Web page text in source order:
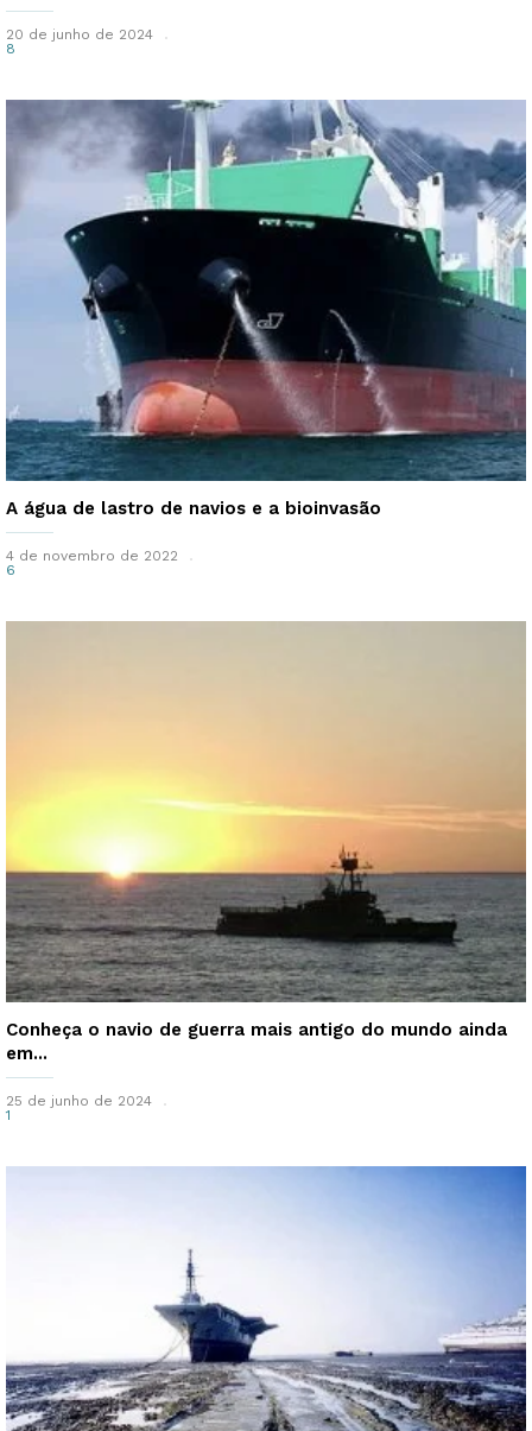
20 de junho de 2024
8
A água de lastro de navios e a bioinvasão
4 de novembro de 2022
6
Conheça o navio de guerra mais antigo do mundo ainda
em...
25 de junho de 2024
1